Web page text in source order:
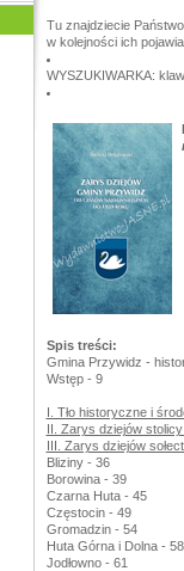
Tu znajdziecie
w kolejności ich
WYSZUKIWARKA:
Spis treści:
Gmina Przywidz -
Wstęp - 9
I. Tło historyczne i
II. Zarys dziejów
III. Zarys dziejów
Bliziny - 36
Borowina - 39
Czarna Huta - 45
Częstocin - 49
Gromadzin - 54
Huta Górna i Dolna - 58
Jodłowno - 61